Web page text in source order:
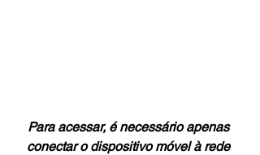
Para acessar, é necessário apenas
conectar o dispositivo móvel à rede